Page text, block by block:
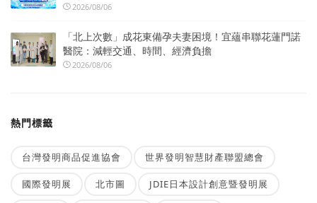
2026/08/06
「北上次數」成花東備孕夫妻困境！宜蘊串聯花蓮門諾
醫院：減輕交通、時間、經濟負擔
2026/08/06
熱門標籤
台灣發明商品促進協會 世界發明智慧財產聯盟總會
國際發明展 北市圖 JDIE日本設計創意暨發明展